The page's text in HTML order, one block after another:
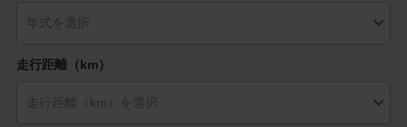
走行距離（km）